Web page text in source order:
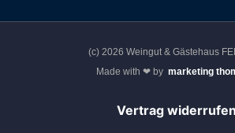
(c) 2026 Weingut & Gästehaus
Made with ❤ by marketing
Vertrag widerrufen